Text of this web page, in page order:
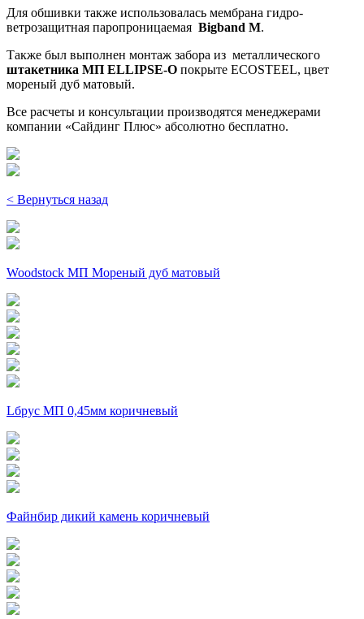
Для обшивки также использовалась мембрана гидро-
ветрозащитная паропроницаемая Bigband M.
Также был выполнен монтаж забора из металлического
штакетника МП ELLIPSE-O покрыте ECOSTEEL, цвет
мореный дуб матовый.
Все расчеты и консультации производятся менеджерами
компании «Сайдинг Плюс» абсолютно бесплатно.
< Вернуться назад
Woodstock МП Мореный дуб матовый
Lбрус МП 0,45мм коричневый
Файнбир дикий камень коричневый